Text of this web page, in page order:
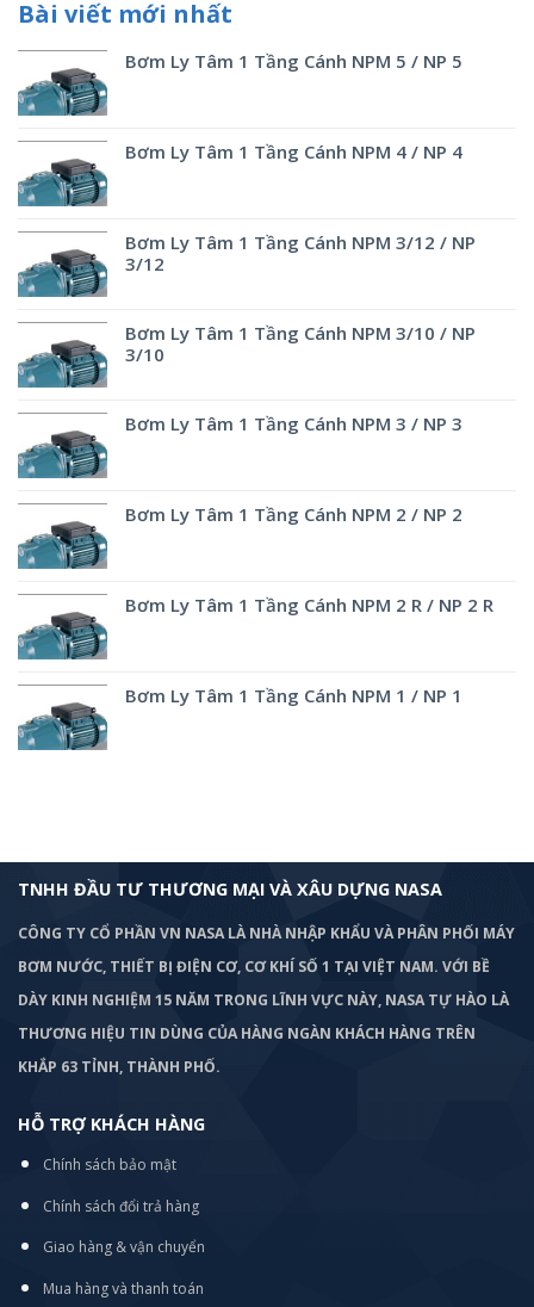
Bài viết mới nhất
Bơm Ly Tâm 1 Tầng Cánh NPM 5 / NP 5
Bơm Ly Tâm 1 Tầng Cánh NPM 4 / NP 4
Bơm Ly Tâm 1 Tầng Cánh NPM 3/12 / NP
3/12
Bơm Ly Tâm 1 Tầng Cánh NPM 3/10 / NP
3/10
Bơm Ly Tâm 1 Tầng Cánh NPM 3 / NP 3
Bơm Ly Tâm 1 Tầng Cánh NPM 2 / NP 2
Bơm Ly Tâm 1 Tầng Cánh NPM 2 R / NP 2 R
Bơm Ly Tâm 1 Tầng Cánh NPM 1 / NP 1
TNHH ĐẦU TƯ THƯƠNG MẠI VÀ XÂU DỰNG NASA
CÔNG TY CỔ PHẦN VN NASA LÀ NHÀ NHẬP KHẨU VÀ PHÂN PHỐI MÁY
BƠM NƯỚC, THIẾT BỊ ĐIỆN CƠ, CƠ KHÍ SỐ 1 TẠI VIỆT NAM. VỚI BỀ
DÀY KINH NGHIỆM 15 NĂM TRONG LĨNH VỰC NÀY, NASA TỰ HÀO LÀ
THƯƠNG HIỆU TIN DÙNG CỦA HÀNG NGÀN KHÁCH HÀNG TRÊN
KHẮP 63 TỈNH, THÀNH PHỐ.
HỖ TRỢ KHÁCH HÀNG
Chính sách bảo mật
Chính sách đổi trả hàng
Giao hàng & vận chuyển
Mua hàng và thanh toán